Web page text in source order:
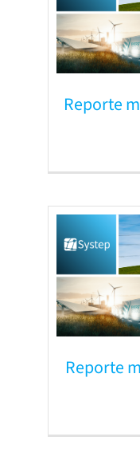
Reporte
Reporte